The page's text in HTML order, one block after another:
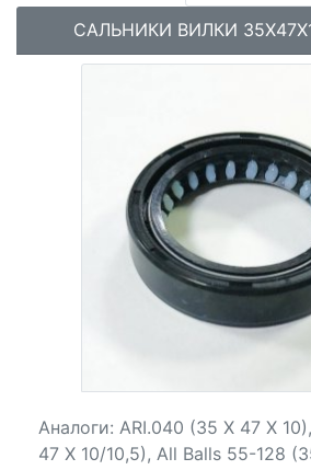
САЛЬНИКИ ВИЛКИ
Аналоги: ARI.040 (35 X 47 X
47 X 10/10,5), All Balls 55-128